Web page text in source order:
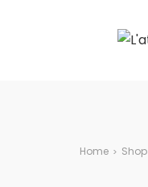
Home > Shop